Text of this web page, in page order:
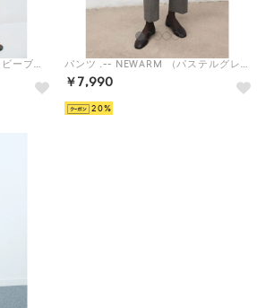
パンツ .-- NEWCOLA （ネイビーブルー） パンツ .-- NEWARM （パステルグレー）
￥7,990
20